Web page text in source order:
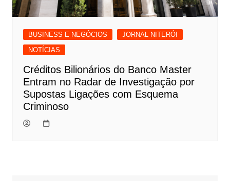
BUSINESS E NEGÓCIOS
JORNAL NITERÓI
NOTÍCIAS
Créditos Bilionários do Banco Master
Entram no Radar de Investigação por
Supostas Ligações com Esquema
Criminoso